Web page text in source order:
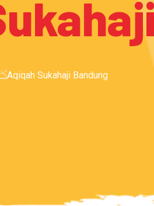
Aqiqah Sukahaji Bandung